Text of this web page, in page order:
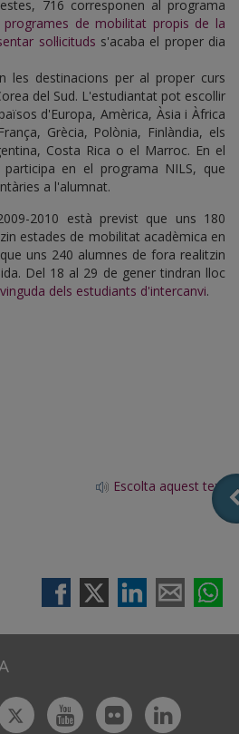
716 corresponen al programa
programes de mobilitat propis de la
sol·licituds s'acaba el proper dia
les destinacions per al proper curs
del Sud. L'estudiantat pot escollir
d'Europa, Amèrica, Àsia i Àfrica
Grècia, Polònia, Finlàndia, els
Costa Rica o el Marroc. En el
en el programa NILS, que
a l'alumnat.
2010 està previst que uns 180
estades de mobilitat acadèmica en
uns 240 alumnes de fora realitzin
Del 18 al 29 de gener tindran lloc
dels estudiants d'intercanvi.
Escolta aquest text
TwitterYoutubeFlickr